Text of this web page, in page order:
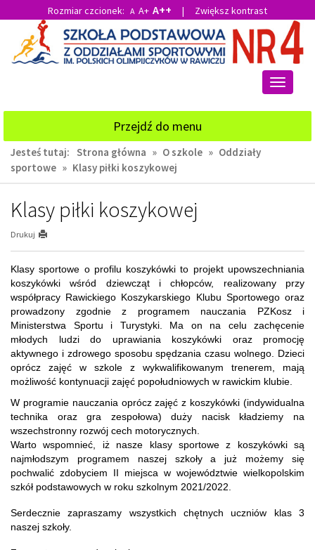
głównej
treści
wyszukiwarki
Rozmiar czcionek: A A+ A++ | Zwiększ kontrast
Przełącz
Przejdź do menu
Jesteś tutaj: Strona główna » O szkole » Oddziały
sportowe » Klasy piłki koszykowej
Klasy piłki koszykowej
Drukuj
Klasy sportowe o profilu koszykówki to projekt upowszechniania
koszykówki wśród dziewcząt i chłopców, realizowany przy
współpracy Rawickiego Koszykarskiego Klubu Sportowego oraz
prowadzony zgodnie z programem nauczania PZKosz i
Ministerstwa Sportu i Turystyki. Ma on na celu zachęcenie
młodych ludzi do uprawiania koszykówki oraz promocję
aktywnego i zdrowego sposobu spędzania czasu wolnego. Dzieci
oprócz zajęć w szkole z wykwalifikowanym trenerem, mają
możliwość kontynuacji zajęć popołudniowych w rawickim klubie.
W programie nauczania oprócz zajęć z koszykówki (indywidualna
technika oraz gra zespołowa) duży nacisk kładziemy na
wszechstronny rozwój cech motorycznych.
Warto wspomnieć, iż nasze klasy sportowe z koszykówki są
najmłodszym programem naszej szkoły a już możemy się
pochwalić zdobyciem II miejsca w województwie wielkopolskim
szkół podstawowych w roku szkolnym 2021/2022.
Serdecznie zapraszamy wszystkich chętnych uczniów klas 3
naszej szkoły.